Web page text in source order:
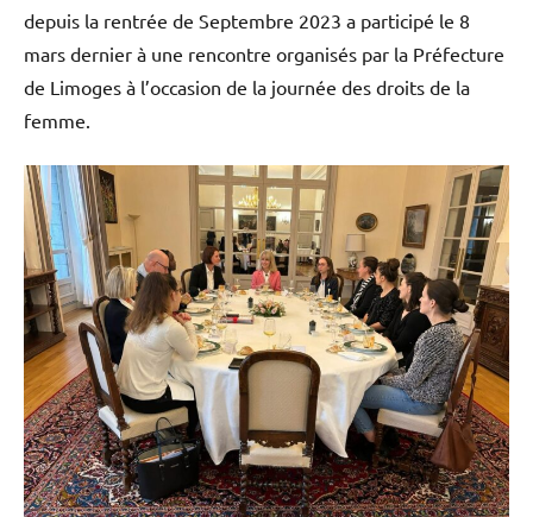
depuis la rentrée de Septembre 2023 a participé le 8
mars dernier à une rencontre organisés par la Préfecture
de Limoges à l’occasion de la journée des droits de la
femme.